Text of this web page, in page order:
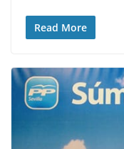
Read More